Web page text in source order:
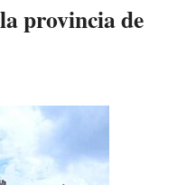
provincia de